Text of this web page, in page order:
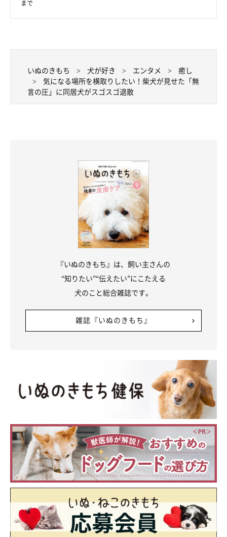
まで
いぬのきもち 犬が好き エンタメ
癒し
気になる場所を横取りしたい！柴犬が見せた「無
言の圧」に同居犬がスゴスゴ退散
『いぬのきもち』は、飼い主さんの
“知りたい”“伝えたい”にこたえる
犬のこと総合雑誌です。
雑誌『いぬのきもち』